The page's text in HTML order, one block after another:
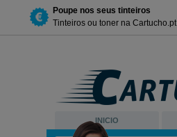
Poupe nos seus tinteiros
Tinteiros ou toner na Cartucho.pt
INICIO